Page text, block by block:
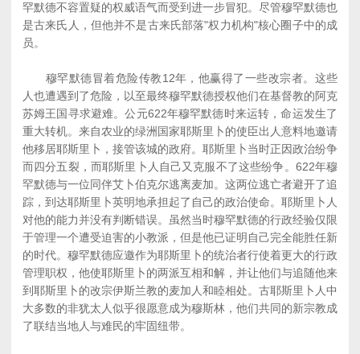
罕默德不容置疑的权威语气而受到进一步冒犯。尽管穆罕默德也
是古来氏人，但他并不是古来氏部落"权力机构"核心圈子中的成
员。
穆罕默德冒着危险传教12年，他赢得了一些改宗者。这些
人也遭遇到了危险，以至最终穆罕默德授权他们在基督教的阿克
苏姆王国寻求避难。公元622年穆罕默德时来运转，命运发生了
重大转机。来自农业的绿洲国家耶斯里卜的使臣出人意料地邀请
他移居耶斯里卜，接管该城的政府。耶斯里卜当时正因政治纷争
而四分五裂，而耶斯里卜人自己又克服不了这些纷争。622年穆
罕默德与一位同伴艾卜伯克尔逃离麦加。这两位逃亡者避开了追
踪，到达耶斯里卜英明地承担起了自己的政治使命。耶斯里卜人
对他的能力并没有判断错误。虽然当时穆罕默德的行政经验仅限
于管理一个遭受迫害的小教派，但是他已证明自己完全能胜任新
的时代。穆罕默德应邀作为耶斯里卜的统治者行使着更大的行政
管理职权，他使耶斯里卜的两派互相和解，并让他们与追随他来
到耶斯里卜的改宗伊斯兰教的麦加人和睦相处。古耶斯里卜人中
大多数的非犹太人似乎很愿意成为穆斯林，他们共同的新宗教成
了联结当地人与难民的牢固纽带。